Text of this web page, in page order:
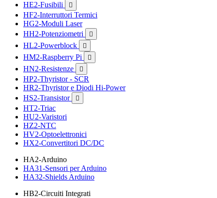
HE2-Fusibili 
HF2-Interruttori Termici
HG2-Moduli Laser
HH2-Potenziometri

HL2-Powerblock 
HM2-Raspberry Pi 
HN2-Resistenze 
HP2-Thyristor - SCR
HR2-Thyristor e Diodi Hi-Power
HS2-Transistor

HT2-Triac
HU2-Varistori
HZ2-NTC
HV2-Optoelettronici
HX2-Convertitori DC/DC
HA2-Arduino
HA31-Sensori per Arduino
HA32-Shields Arduino
HB2-Circuiti Integrati